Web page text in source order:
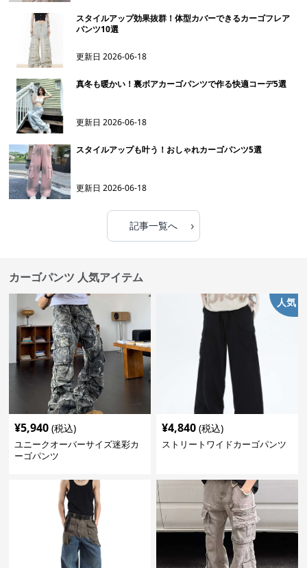
スタイルアップ効果抜群！体型カバーできるカーゴフレア
パンツ10選
更新日2026-06-18
真冬も暖かい！裏ボアカーゴパンツで作る快適コーデ5選
更新日2026-06-18
スタイルアップも叶う！おしゃれカーゴパンツ5選
更新日2026-06-18
記事一覧へ ›
カーゴパンツ 人気アイテム
¥5,940 (税込)
ユニークオーバーサイズ迷彩カ
ーゴパンツ
人気
¥4,840 (税込)
ストリートワイドカーゴパンツ